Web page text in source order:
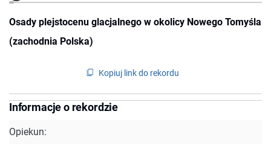
Osady plejstocenu glacjalnego w okolicy Nowego Tomyśla
(zachodnia Polska)
Kopiuj link do rekordu
Informacje o rekordzie
Opiekun: